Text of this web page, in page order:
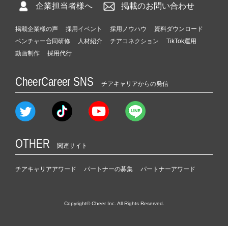
企業担当者様へ 掲載のお問い合わせ
掲載企業様の声 採用イベント 採用ノウハウ
資料ダウンロード
ベンチャー合同研修
人材紹介 チアコネクション
TikTok運用
動画制作
採用代行
CheerCareer SNS チアキャリアからの発信
OTHER 関連サイト
チアキャリアアワード パートナーの募集 パートナーアワード
Copyright© Cheer Inc. All Rights Reserved.